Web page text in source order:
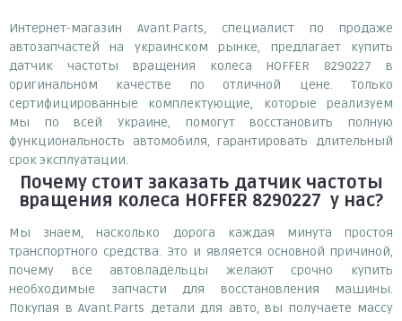
Интернет-магазин Avant.Parts, специалист по продаже
автозапчастей на украинском рынке, предлагает купить
датчик частоты вращения колеса HOFFER 8290227 в
оригинальном качестве по отличной цене. Только
сертифицированные комплектующие, которые реализуем
мы по всей Украине, помогут восстановить полную
функциональность автомобиля, гарантировать длительный
срок эксплуатации.
Почему стоит заказать датчик частоты
вращения колеса HOFFER 8290227 у нас?
Мы знаем, насколько дорога каждая минута простоя
транспортного средства. Это и является основной причиной,
почему все автовладельцы желают срочно купить
необходимые запчасти для восстановления машины.
Покупая в Avant.Parts детали для авто, вы получаете массу